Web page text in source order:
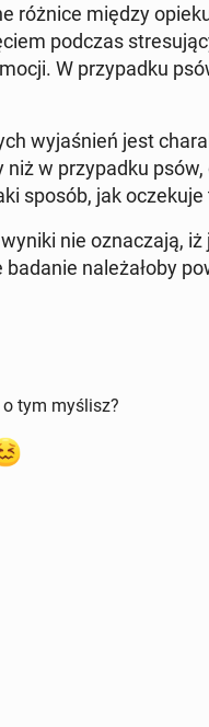
różnice między
podczas
W przy­pad­ku
wy­ja­śnień jest
niż w przy­pad­ku
sposób, jak ocze­ku­je
nie ozna­cza­ją,
na­le­ża­ło­by
o tym myślisz?